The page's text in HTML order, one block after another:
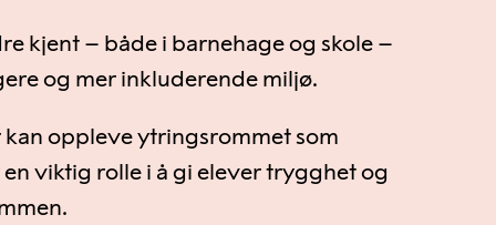
kjent – både i barnehage og skole –
og mer inkluderende miljø.
oppleve ytringsrommet som
viktig rolle i å gi elever trygghet og